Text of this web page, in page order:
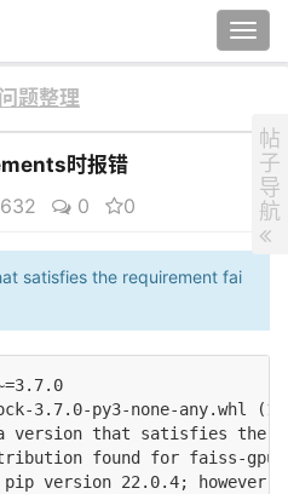
题整理
时报错
632 0 0
satisfies the requirement fai
3.7.0-py3-none-any.whl
a version that satisfies
found for faiss-
pip version 22.0.4;
帖
子
导
航